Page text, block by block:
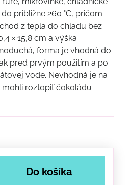
približne 260 °C, pričom
z tepla do chladu bez
× 15,8 cm a výška
forma je vhodná do
pred prvým použitím a po
vode. Nevhodná je na
mohli roztopiť čokoládu
Do košíka